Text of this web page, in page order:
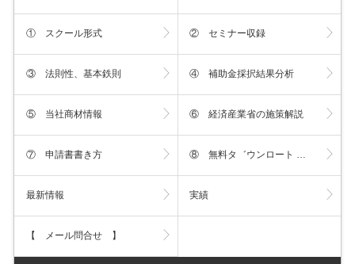
① スクール形式 ② セミナー収録
③ 法則性、基本鉄則 ④ 補助金採択結果分析
⑤ 当社商材情報 ⑥ 経済産業省の施策解説
⑦ 申請書書き方 ⑧ 無料タ゛ウンロート …
最新情報 実績
【 メール問合せ 】